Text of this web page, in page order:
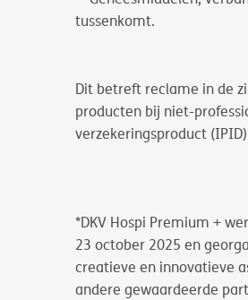
tussenkomt.
Dit betreft reclame in de
producten bij niet-
verzekeringsproduct
*DKV Hospi Premium +
23 october 2025 en
creatieve en innovatieve
andere gewaardeerde